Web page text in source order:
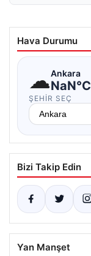
Hava Durumu
☁Ankara
NaN°C
ŞEHIR SEÇ
Bizi Takip Edin
Yan Manşet